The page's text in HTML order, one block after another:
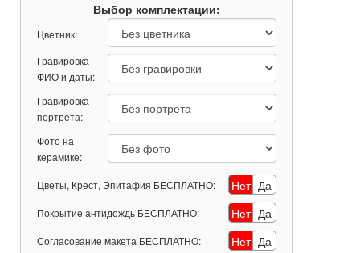
Выбор комплектации:
Цветник:
Гравировка
ФИО и даты:
Гравировка
портрета:
Фото на
керамике:
Цветы, Крест, Эпитафия БЕСПЛАТНО: Нет Да
Покрытие антидождь БЕСПЛАТНО: Нет Да
Согласование макета БЕСПЛАТНО: Нет Да